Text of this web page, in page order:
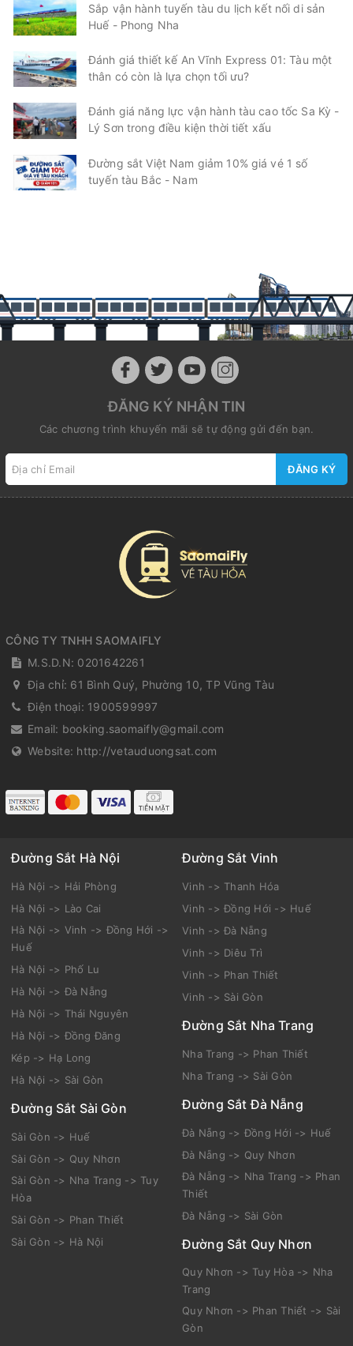
Sắp vận hành tuyến tàu du lịch kết nối di sản
Huế - Phong Nha
Đánh giá thiết kế An Vĩnh Express 01: Tàu một
thân có còn là lựa chọn tối ưu?
Đánh giá năng lực vận hành tàu cao tốc Sa Kỳ -
Lý Sơn trong điều kiện thời tiết xấu
Đường sắt Việt Nam giảm 10% giá vé 1 số
tuyến tàu Bắc - Nam
ĐĂNG KÝ NHẬN TIN
Các chương trình khuyến mãi sẽ tự động gửi đến bạn.
ĐĂNG KÝ
CÔNG TY TNHH SAOMAIFLY
M.S.D.N: 0201642261
Địa chỉ: 61 Bình Quý, Phường 10, TP Vũng Tàu
Điện thoại: 1900599997
Email: booking.saomaifly@gmail.com
Website: http://vetauduongsat.com
Đường Sắt Hà Nội
Hà Nội -> Hải Phòng
Hà Nội -> Lào Cai
Hà Nội -> Vinh -> Đồng Hới ->
Huế
Hà Nội -> Phố Lu
Hà Nội -> Đà Nẵng
Hà Nội -> Thái Nguyên
Hà Nội -> Đồng Đăng
Kép -> Hạ Long
Hà Nội -> Sài Gòn
Đường Sắt Sài Gòn
Sài Gòn -> Huế
Sài Gòn -> Quy Nhơn
Sài Gòn -> Nha Trang -> Tuy
Hòa
Sài Gòn -> Phan Thiết
Sài Gòn -> Hà Nội
Đường Sắt Vinh
Vinh -> Thanh Hóa
Vinh -> Đồng Hới -> Huế
Vinh -> Đà Nẵng
Vinh -> Diêu Trì
Vinh -> Phan Thiết
Vinh -> Sài Gòn
Đường Sắt Nha Trang
Nha Trang -> Phan Thiết
Nha Trang -> Sài Gòn
Đường Sắt Đà Nẵng
Đà Nẵng -> Đồng Hới -> Huế
Đà Nẵng -> Quy Nhơn
Đà Nẵng -> Nha Trang -> Phan
Thiết
Đà Nẵng -> Sài Gòn
Đường Sắt Quy Nhơn
Quy Nhơn -> Tuy Hòa -> Nha
Trang
Quy Nhơn -> Phan Thiết -> Sài
Gòn